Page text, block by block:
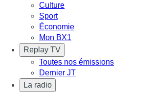
Culture
Sport
Économie
Mon BX1
Replay TV
Toutes nos émissions
Dernier JT
La radio